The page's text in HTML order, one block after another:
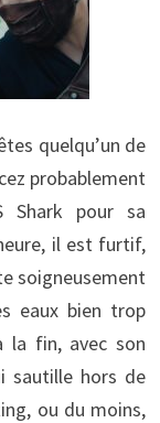
quelqu’un de
probablement
Shark pour sa
il est furtif,
soigneusement
eaux bien trop
la fin, avec son
sautille hors de
ou du moins,